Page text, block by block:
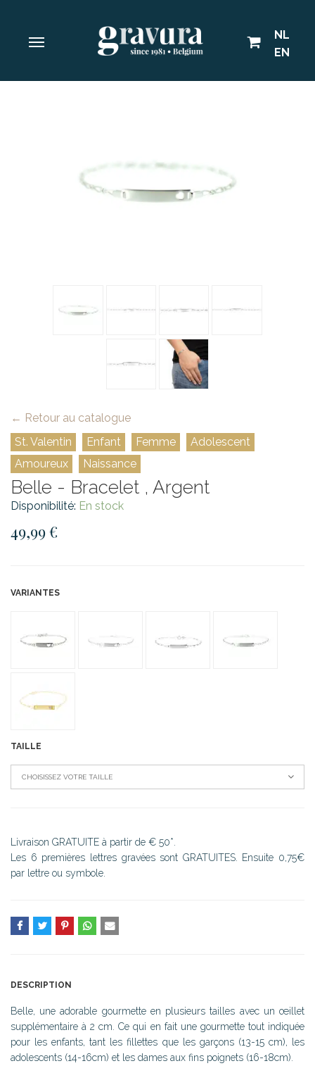
NL
EN
← Retour au catalogue
St. Valentin
Enfant Femme
Adolescent
Amoureux
Naissance
Belle - Bracelet , Argent
Disponibilité: En stock
49,99 €
VARIANTES
TAILLE
CHOISISSEZ VOTRE TAILLE
Livraison GRATUITE à partir de € 50*.
Les 6 premières lettres gravées sont GRATUITES. Ensuite 0,75€
par lettre ou symbole.
DESCRIPTION
Belle, une adorable gourmette en plusieurs tailles avec un œillet
supplémentaire à 2 cm. Ce qui en fait une gourmette tout indiquée
pour les enfants, tant les fillettes que les garçons (13-15 cm), les
adolescents (14-16cm) et les dames aux fins poignets (16-18cm).